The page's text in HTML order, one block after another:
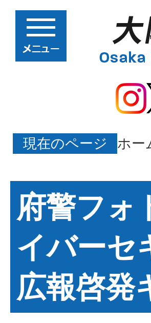
現在のページ ホー
府警フォ
イバーセ
広報啓発